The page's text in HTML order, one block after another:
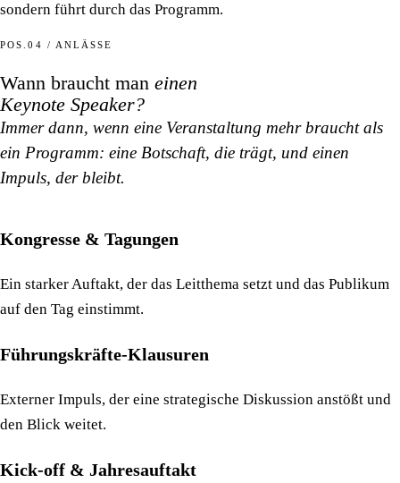
sondern führt durch das Programm.
POS.04 / ANLÄSSE
Wann braucht man einen
Keynote Speaker?
Immer dann, wenn eine Veranstaltung mehr braucht als
ein Programm: eine Botschaft, die trägt, und einen
Impuls, der bleibt.
Kongresse & Tagungen
Ein starker Auftakt, der das Leitthema setzt und das Publikum
auf den Tag einstimmt.
Führungskräfte-Klausuren
Externer Impuls, der eine strategische Diskussion anstößt und
den Blick weitet.
Kick-off & Jahresauftakt